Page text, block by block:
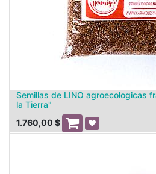
Semillas de LINO agroecologicas
la Tierra"
1.760,00 $